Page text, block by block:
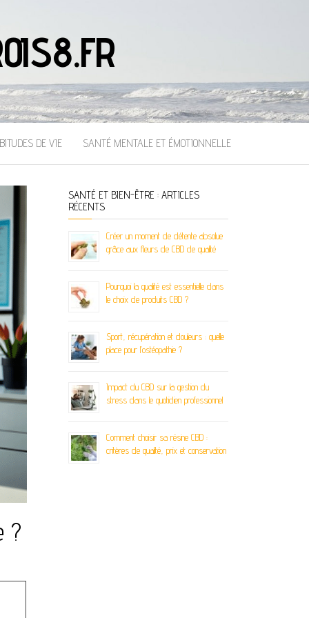
DE VIE SANTÉ MENTALE ET ÉMOTIONNELLE
?
SANTÉ ET BIEN-ÊTRE : ARTICLES
RÉCENTS
Créer un moment de détente absolue
grâce aux fleurs de CBD de qualité
Pourquoi la qualité est essentielle dans
le choix de produits CBD ?
Sport, récupération et douleurs : quelle
place pour l’ostéopathie ?
Impact du CBD sur la gestion du
stress dans le quotidien professionnel
Comment choisir sa résine CBD :
critères de qualité, prix et conservation